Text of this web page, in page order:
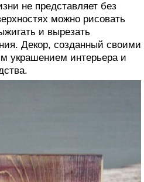
не представляет без
можно рисовать
и вырезать
Декор, созданный своими
украшением интерьера и